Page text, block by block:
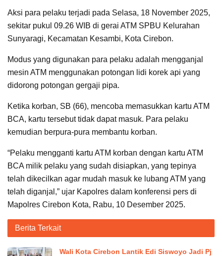
Aksi para pelaku terjadi pada Selasa, 18 November 2025,
sekitar pukul 09.26 WIB di gerai ATM SPBU Kelurahan
Sunyaragi, Kecamatan Kesambi, Kota Cirebon.
Modus yang digunakan para pelaku adalah mengganjal
mesin ATM menggunakan potongan lidi korek api yang
didorong potongan gergaji pipa.
Ketika korban, SB (66), mencoba memasukkan kartu ATM
BCA, kartu tersebut tidak dapat masuk. Para pelaku
kemudian berpura-pura membantu korban.
“Pelaku mengganti kartu ATM korban dengan kartu ATM
BCA milik pelaku yang sudah disiapkan, yang tepinya
telah dikecilkan agar mudah masuk ke lubang ATM yang
telah diganjal,” ujar Kapolres dalam konferensi pers di
Mapolres Cirebon Kota, Rabu, 10 Desember 2025.
Berita Terkait
Wali Kota Cirebon Lantik Edi Siswoyo Jadi Pj